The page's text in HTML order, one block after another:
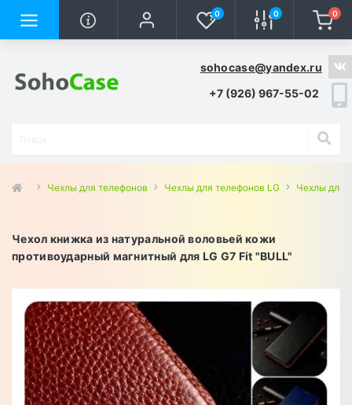
0 0 0
sohocase@yandex.ru
+7 (926) 967-55-02
Чехлы для телефонов Чехлы для телефонов LG Чехлы для
Чехол книжка из натуральной воловьей кожи
противоударный магнитный для LG G7 Fit "BULL"